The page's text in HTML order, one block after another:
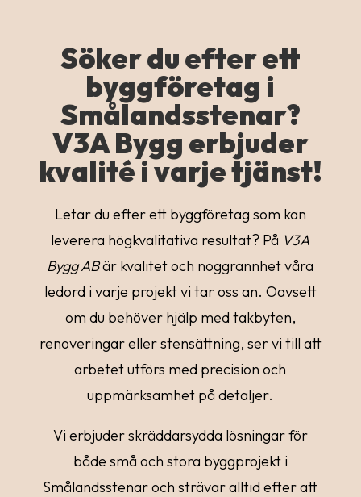
Söker du efter ett
byggföretag i
Smålandsstenar?
V3A Bygg erbjuder
kvalité i varje tjänst!
Letar du efter ett byggföretag som kan
leverera högkvalitativa resultat? På V3A
Bygg ABär kvalitet och noggrannhet våra
ledord i varje projekt vi tar oss an. Oavsett
om du behöver hjälp med takbyten,
renoveringar eller stensättning, ser vi till att
arbetet utförs med precision och
uppmärksamhet på detaljer.
Vi erbjuder skräddarsydda lösningar för
både små och stora byggprojekt i
Smålandsstenar och strävar alltid efter att